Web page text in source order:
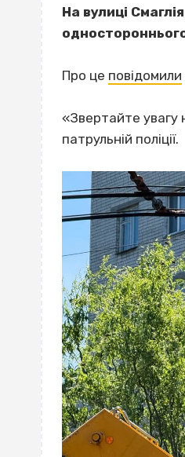
На вулиці
Про це повідомили
«Звертайте увагу
патрульній поліції.